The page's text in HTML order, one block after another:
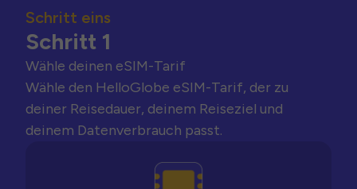
Schritt eins
Schritt 1
Wähle deinen eSIM-Tarif
Wähle den HelloGlobe eSIM-Tarif, der zu
deiner Reisedauer, deinem Reiseziel und
deinem Datenverbrauch passt.